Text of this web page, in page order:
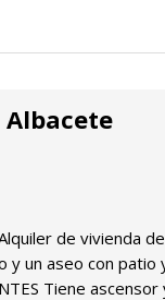
de vivienda
y un aseo con patio
NTES Tiene